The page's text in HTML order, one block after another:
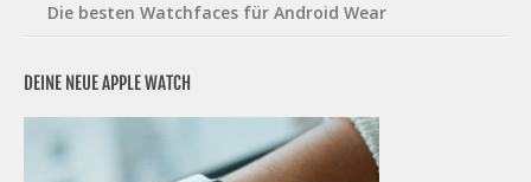
Die besten Watchfaces für Android Wear
DEINE NEUE APPLE WATCH